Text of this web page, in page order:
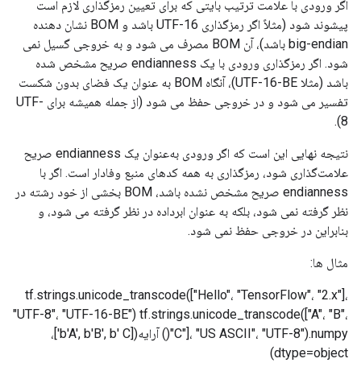
اگر ورودی با علامت ترتیب بایتی که برای تعیین رمزگذاری لازم است
پیشوند شود (مثلاً اگر رمزگذاری UTF-16 باشد و BOM نشان دهنده
big-endian باشد)، آن BOM مصرف می شود و به خروجی گسیل نمی
شود. اگر رمزگذاری ورودی با یک endianness صریح مشخص شده
باشد (مثلا UTF-16-BE)، آنگاه BOM به عنوان یک فضای بدون شکست
تفسیر می شود و در خروجی حفظ می شود (از جمله همیشه برای UTF-
8).
نتیجه نهایی این است که اگر ورودی به‌عنوان یک endianness صریح
علامت‌گذاری شود، رمزگذاری به همه کدهای منبع وفادار است. اگر با
endianness صریح مشخص نشده باشد، BOM بخشی از خود رشته در
نظر گرفته نمی شود، بلکه به عنوان ابرداده در نظر گرفته می شود، و
بنابراین در خروجی حفظ نمی شود.
مثال ها:
tf.strings.unicode_transcode(["Hello"، "TensorFlow"، "2.x"]،
"UTF-8"، "UTF-16-BE") tf.strings.unicode_transcode(["A"، "B"،
"C"]، "US ASCII"، "UTF-8").numpy() آرایه([b'A', b'B', b' C']،
dtype=object)